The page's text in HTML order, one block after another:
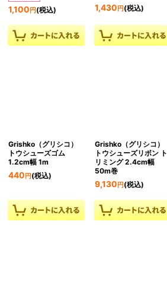
1,100 円 (税込) 1,430 円(税込)
Grishko（グリシコ）
トウシューズゴム
1.2cm幅 1m
440 円 (税込)
Grishko（グリシコ）
トウシューズリボン ト
リミング 2.4cm幅
50m巻
9,130 円(税込)